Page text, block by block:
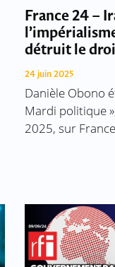
France 24 –
détruit le
24 juin 2025
Danièle Obono
Mardi politique
2025, sur